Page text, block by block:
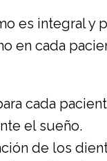
es integral y
en cada
cada
el sueño.
de los